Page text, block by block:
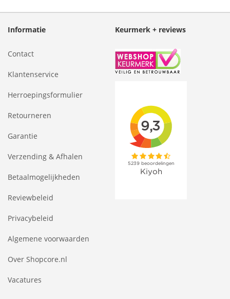
Informatie
Contact
Klantenservice
Herroepingsformulier
Retourneren
Garantie
Verzending & Afhalen
Betaalmogelijkheden
Reviewbeleid
Privacybeleid
Algemene voorwaarden
Over Shopcore.nl
Vacatures
Keurmerk + reviews